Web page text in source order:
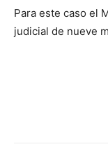
Para este caso el
judicial de nueve